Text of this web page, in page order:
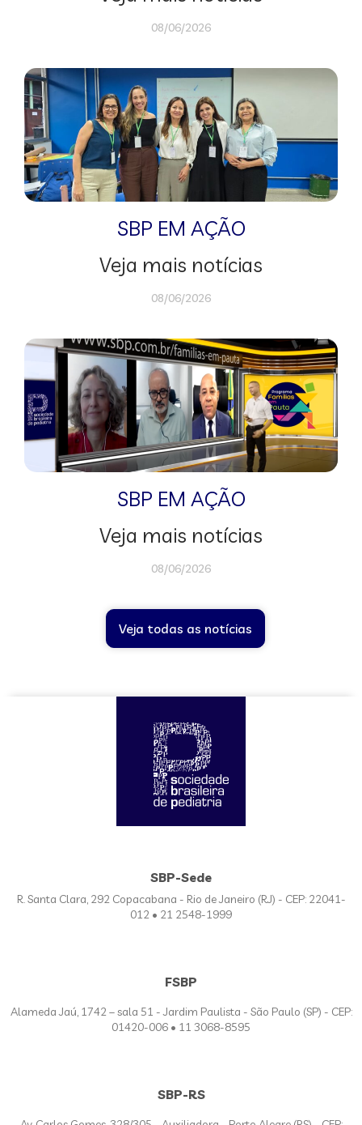
08/06/2026
SBP EM AÇÃO
Veja mais notícias
08/06/2026
SBP EM AÇÃO
Veja mais notícias
08/06/2026
Veja todas as notícias
SBP-Sede
R. Santa Clara, 292 Copacabana - Rio de Janeiro (RJ) - CEP: 22041-
012 • 21 2548-1999
FSBP
Alameda Jaú, 1742 – sala 51 - Jardim Paulista - São Paulo (SP) - CEP:
01420-006 • 11 3068-8595
SBP-RS